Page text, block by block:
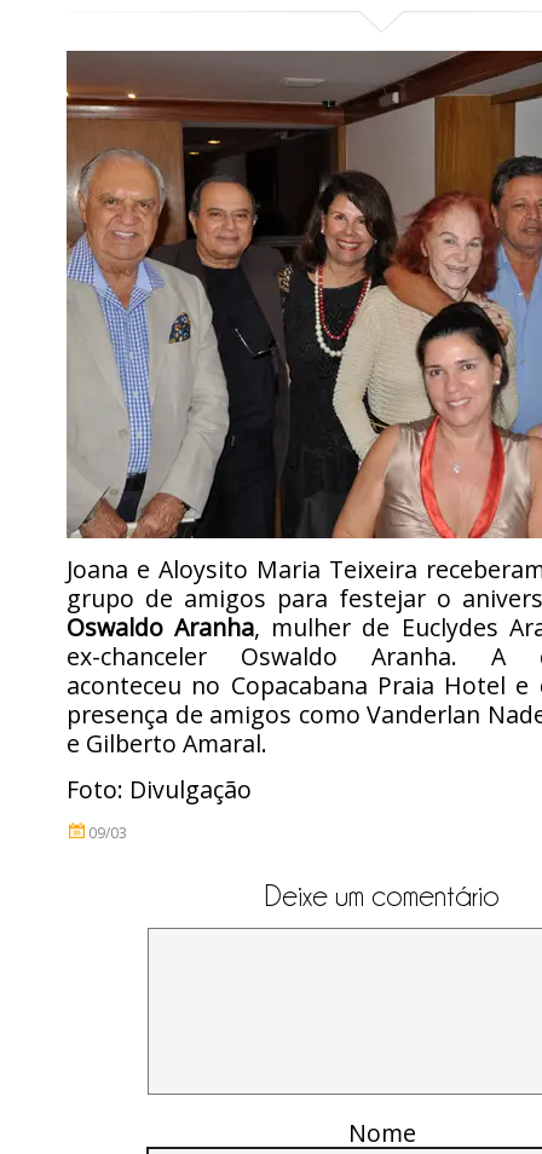
Joana e Aloysito Maria Teixeira
grupo de amigos para festejar o
Oswaldo Aranha, mulher de Euclydes
ex-chanceler Oswaldo Aranha. A
aconteceu no Copacabana Praia Hotel
presença de amigos como Vanderlan
e Gilberto Amaral.
Foto: Divulgação
09/03
Deixe um comentário
Nome